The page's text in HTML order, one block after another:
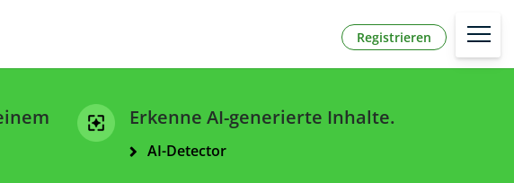
Registrieren
Erkenne AI-generierte Inhalte.
AI-Detector